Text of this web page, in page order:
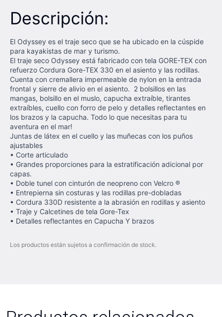
Descripción:
El Odyssey es el traje seco que se ha ubicado en la cúspide
para kayakistas de mar y turismo.
El traje seco Odyssey está fabricado con tela GORE-TEX con
refuerzo Cordura Gore-TEX 330 en el asiento y las rodillas.
Cuenta con cremallera impermeable de nylon en la entrada
frontal y sierre de alivio en el asiento. 2 bolsillos en las
mangas, bolsillo en el muslo, capucha extraíble, tirantes
extraíbles, cuello con forro de pelo y detalles reflectantes en
los brazos y la capucha. Todo lo que necesitas para tu
aventura en el mar!
Juntas de látex en el cuello y las muñecas con los puños
ajustables
• Corte articulado
• Grandes proporciones para la estratificación adicional por
capas.
• Doble tunel con cinturón de neopreno con Velcro ®
• Entrepierna sin costuras y las rodillas pre-dobladas
• Cordura 330D resistente a la abrasión en rodillas y asiento
• Traje y Calcetines de tela Gore-Tex
• Detalles reflectantes en Capucha Y brazos
Los productos están sujetos a confirmación de stock.